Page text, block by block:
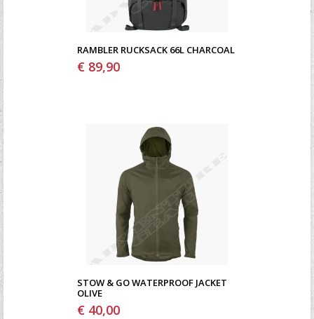
RAMBLER RUCKSACK 66L CHARCOAL
€ 89,90
STOW & GO WATERPROOF JACKET
OLIVE
€ 40,00